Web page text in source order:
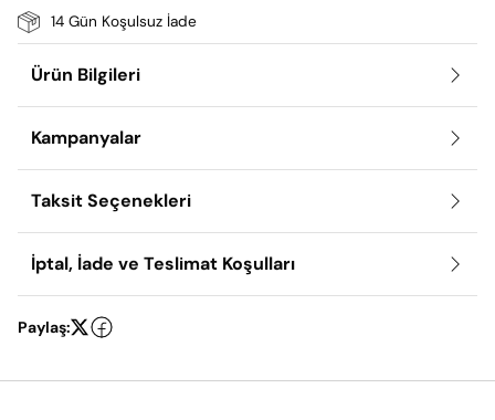
14 Gün Koşulsuz İade
Ürün Bilgileri
Kampanyalar
Taksit Seçenekleri
İptal, İade ve Teslimat Koşulları
Paylaş: